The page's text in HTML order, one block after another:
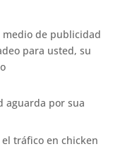
de publicidad
para usted, su
aguarda por sua
tráfico en chicken